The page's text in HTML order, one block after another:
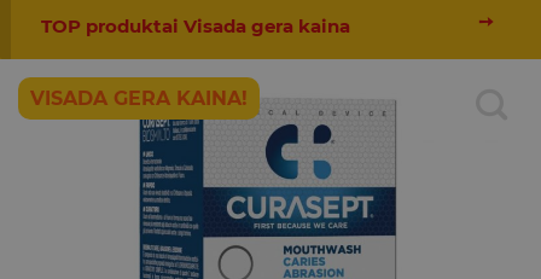
➙
TOP produktai Visada gera kaina
VISADA GERA KAINA!